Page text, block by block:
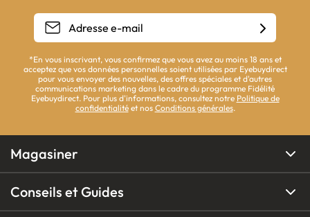
*En vous inscrivant, vous confirmez que vous avez au moins 18 ans et
acceptez que vos données personnelles soient utilisées par Eyebuydirect
pour vous envoyer des nouvelles, des offres spéciales et d'autres
communications marketing dans le cadre du programme Fidélité
Eyebuydirect. Pour plus d'informations, consultez notre Politique de
confidentialitéet nos Conditions générales.
Magasiner
Conseils et Guides